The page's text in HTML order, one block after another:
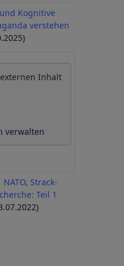
Kognitive
verstehen
Inhalt
verwalten
Strack-
Teil 1